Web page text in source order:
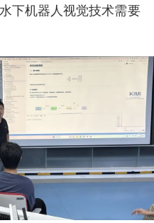
下机器人视觉技术需要